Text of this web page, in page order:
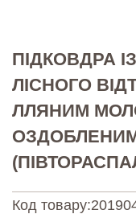
ПІДКОВДРА
ЛІСНОГО
ЛЛЯНИМ
Код товару: